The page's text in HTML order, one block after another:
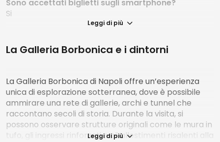
Sono accettati biglietti sugli smartphone?
Si
-L'annullamento è possibile fino alle 23:59 del giorno
prima della visita.
giorno prima della visita
Il percorso è accessibile in sedia a rotelle?
Accessibile in sedia a rotelle solo per il 60% del
percorso entrando dall'ingresso di Via D. Morelli, 61
(ingresso pedonale al parcheggio Morelli).
Leggi di più
La Galleria Borbonica e i dintorni
La Galleria Borbonica di Napoli offre un’esperienza
unica di esplorazione sotterranea, dove è possibile
ammirare una rete di gallerie, archi e tunnel che
raccontano secoli di storia. Durante la visita, si
possono osservare strutture originali come le mura in
tufo, gli ingressi rinforzati e gli allestimenti risalenti alla
Leggi di più